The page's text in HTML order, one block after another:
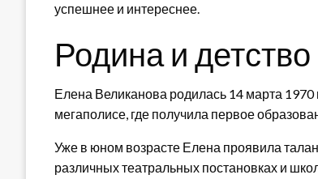
успешнее и интереснее.
Родина и детство
Елена Великанова родилась 14 марта 1970
мегаполисе, где получила первое
Уже в юном возрасте Елена проявила
различных театральных постановках и